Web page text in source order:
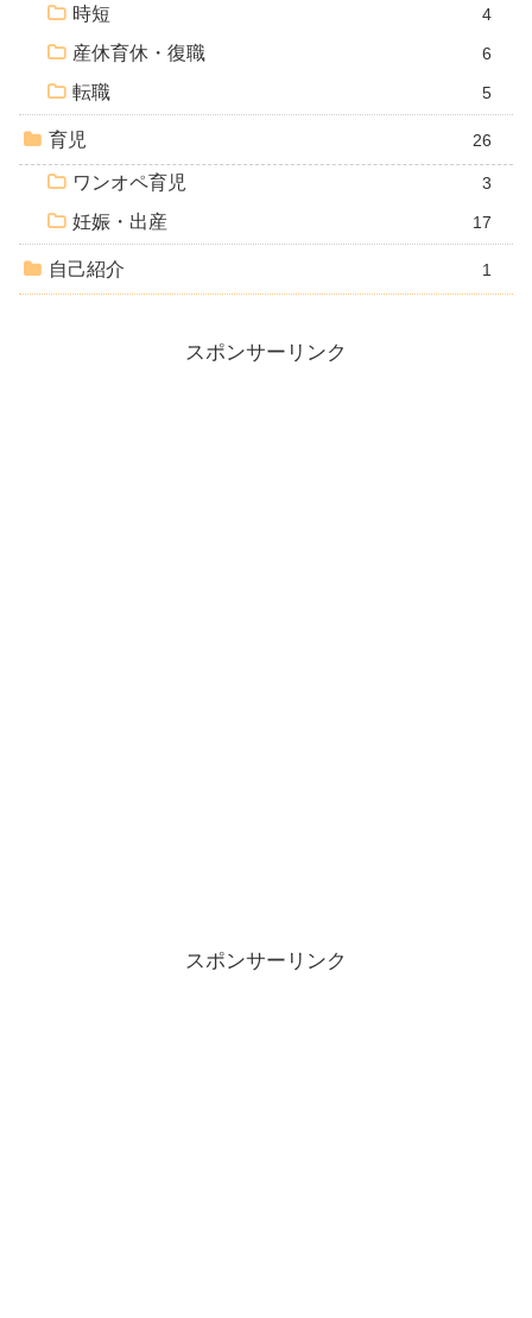
時短 4
産休育休・復職 6
転職 5
育児 26
ワンオペ育児 3
妊娠・出産 17
自己紹介 1
スポンサーリンク
スポンサーリンク